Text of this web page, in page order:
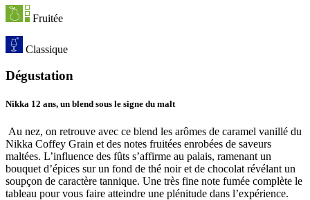
Fruitée
Classique
Dégustation
Nikka 12 ans, un blend sous le signe du malt
Au nez, on retrouve avec ce blend les arômes de caramel vanillé du
Nikka Coffey Grain et des notes fruitées enrobées de saveurs
maltées. L’influence des fûts s’affirme au palais, ramenant un
bouquet d’épices sur un fond de thé noir et de chocolat révélant un
soupçon de caractère tannique. Une très fine note fumée complète le
tableau pour vous faire atteindre une plénitude dans l’expérience.